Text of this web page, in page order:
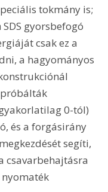
tokmány is;
gyorsbefogó
csak ez a
a hagyományos
0-tól)
és a forgásirány
segíti,
csavarbehajtásra